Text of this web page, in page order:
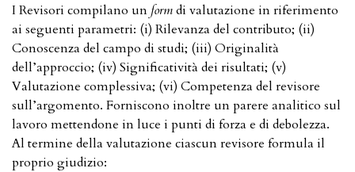
I Revisori compilano un formdi valutazione in riferimento
ai seguenti parametri: (i) Rilevanza del contributo; (ii)
Conoscenza del campo di studi; (iii) Originalità
dell’approccio; (iv) Significatività dei risultati; (v)
Valutazione complessiva; (vi) Competenza del revisore
sull’argomento. Forniscono inoltre un parere analitico sul
lavoro mettendone in luce i punti di forza e di debolezza.
Al termine della valutazione ciascun revisore formula il
proprio giudizio: